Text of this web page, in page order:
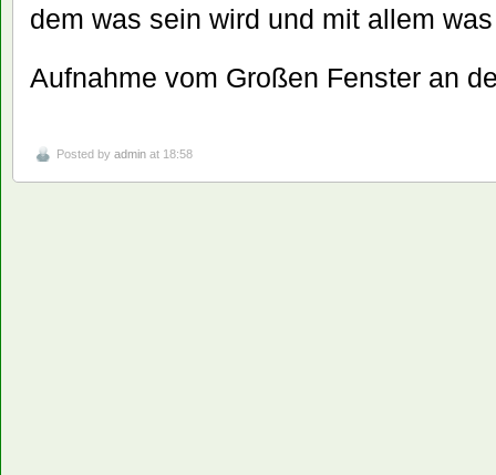
dem was sein wird und mit allem
Aufnahme vom Großen Fenster an
Posted by admin at 18:58